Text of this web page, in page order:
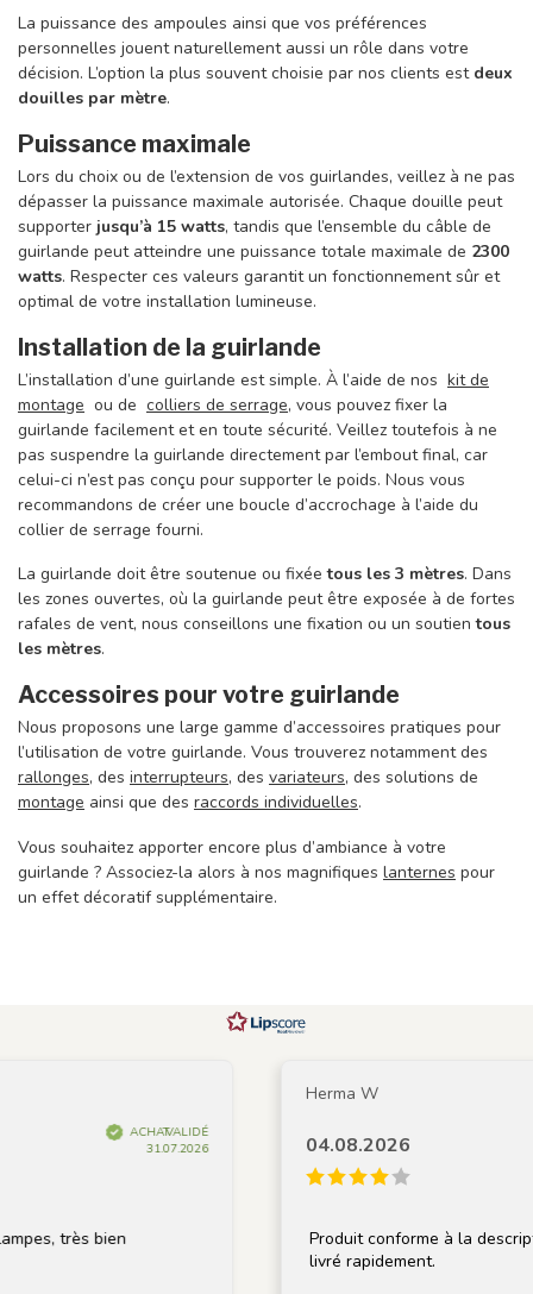
La puissance des ampoules ainsi que vos préférences
personnelles jouent naturellement aussi un rôle dans votre
décision. L’option la plus souvent choisie par nos clients est deux
douilles par mètre.
Puissance maximale
Lors du choix ou de l’extension de vos guirlandes, veillez à ne pas
dépasser la puissance maximale autorisée. Chaque douille peut
supporter jusqu’à 15 watts, tandis que l’ensemble du câble de
guirlande peut atteindre une puissance totale maximale de 2300
watts. Respecter ces valeurs garantit un fonctionnement sûr et
optimal de votre installation lumineuse.
Installation de la guirlande
L’installation d’une guirlande est simple. À l’aide de nos kit de
montage ou de colliers de serrage, vous pouvez fixer la
guirlande facilement et en toute sécurité. Veillez toutefois à ne
pas suspendre la guirlande directement par l’embout final, car
celui-ci n’est pas conçu pour supporter le poids. Nous vous
recommandons de créer une boucle d’accrochage à l’aide du
collier de serrage fourni.
La guirlande doit être soutenue ou fixéetous les 3 mètres. Dans
les zones ouvertes, où la guirlande peut être exposée à de fortes
rafales de vent, nous conseillons une fixation ou un soutientous
les mètres.
Accessoires pour votre guirlande
Nous proposons une large gamme d’accessoires pratiques pour
l’utilisation de votre guirlande. Vous trouverez notamment des
rallonges, des interrupteurs, des variateurs, des solutions de
montage ainsi que des raccords individuelles.
Vous souhaitez apporter encore plus d’ambiance à votre
guirlande ? Associez-la alors à nos magnifiques lanternes pour
un effet décoratif supplémentaire.
ACHAT VALIDÉ
31.07.2026
très bien
Herma W
04.08.2026
Produit conforme à la description,
livré rapidement.